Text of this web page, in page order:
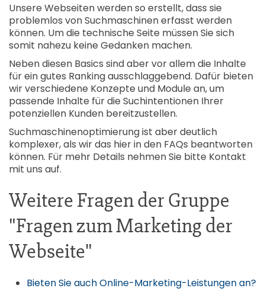
Unsere Webseiten werden so erstellt, dass sie
problemlos von Suchmaschinen erfasst werden
können. Um die technische Seite müssen Sie sich
somit nahezu keine Gedanken machen.
Neben diesen Basics sind aber vor allem die Inhalte
für ein gutes Ranking ausschlaggebend. Dafür bieten
wir verschiedene Konzepte und Module an, um
passende Inhalte für die Suchintentionen Ihrer
potenziellen Kunden bereitzustellen.
Suchmaschinenoptimierung ist aber deutlich
komplexer, als wir das hier in den FAQs beantworten
können. Für mehr Details nehmen Sie bitte Kontakt
mit uns auf.
Weitere Fragen der Gruppe
"Fragen zum Marketing der
Webseite"
Bieten Sie auch Online-Marketing-Leistungen an?